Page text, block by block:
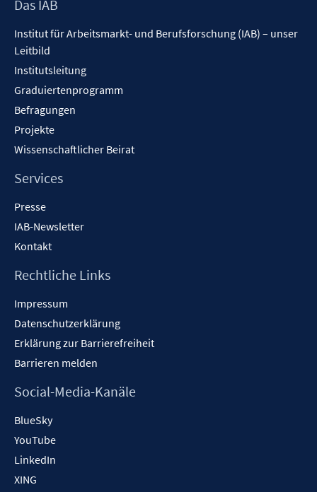
Footer
Das IAB
Institut für Arbeitsmarkt- und Berufsforschung (IAB) – unser
Leitbild
Institutsleitung
Graduiertenprogramm
Befragungen
Projekte
Wissenschaftlicher Beirat
Services
Presse
IAB-Newsletter
Kontakt
Rechtliche Links
Impressum
Datenschutzerklärung
Erklärung zur Barrierefreiheit
Barrieren melden
Social-Media-Kanäle
BlueSky
YouTube
LinkedIn
XING